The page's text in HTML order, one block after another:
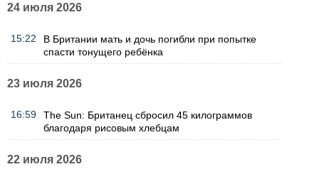
24 июля 2026
15:22
В Британии мать и дочь погибли при попытке
спасти тонущего ребёнка
23 июля 2026
16:59
The Sun: Британец сбросил 45 килограммов
благодаря рисовым хлебцам
22 июля 2026